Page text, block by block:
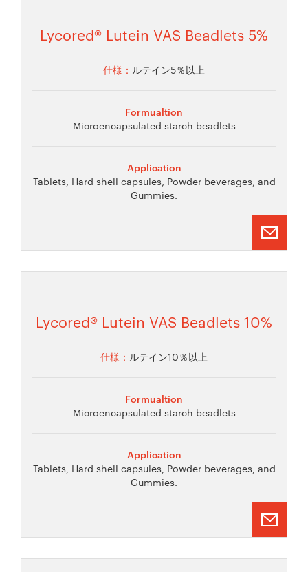
Lycored® Lutein VAS Beadlets 5%
仕様： ルテイン5％以上
Formualtion
Microencapsulated starch beadlets
Application
Tablets, Hard shell capsules, Powder beverages, and
Gummies.
Lycored® Lutein VAS Beadlets 10%
仕様： ルテイン10％以上
Formualtion
Microencapsulated starch beadlets
Application
Tablets, Hard shell capsules, Powder beverages, and
Gummies.